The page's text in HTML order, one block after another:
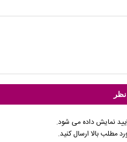
نمایش داده می شود.
مطلب بالا ارسال کنید.